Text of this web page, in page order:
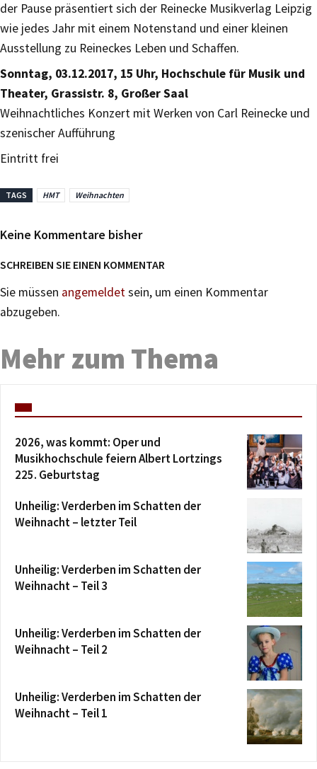
der Pause präsentiert sich der Reinecke Musikverlag Leipzig
wie jedes Jahr mit einem Notenstand und einer kleinen
Ausstellung zu Reineckes Leben und Schaffen.
Sonntag, 03.12.2017, 15 Uhr, Hochschule für Musik und
Theater, Grassistr. 8, Großer Saal
Weihnachtliches Konzert mit Werken von Carl Reinecke und
szenischer Aufführung
Eintritt frei
TAGS HMT Weihnachten
Keine Kommentare bisher
SCHREIBEN SIE EINEN KOMMENTAR
Sie müssen angemeldetsein, um einen Kommentar
abzugeben.
Mehr zum Thema
2026, was kommt: Oper und
Musikhochschule feiern Albert Lortzings
225. Geburtstag
Unheilig: Verderben im Schatten der
Weihnacht – letzter Teil
Unheilig: Verderben im Schatten der
Weihnacht – Teil 3
Unheilig: Verderben im Schatten der
Weihnacht – Teil 2
Unheilig: Verderben im Schatten der
Weihnacht – Teil 1